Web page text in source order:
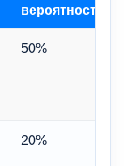
вероятность
50%
20%